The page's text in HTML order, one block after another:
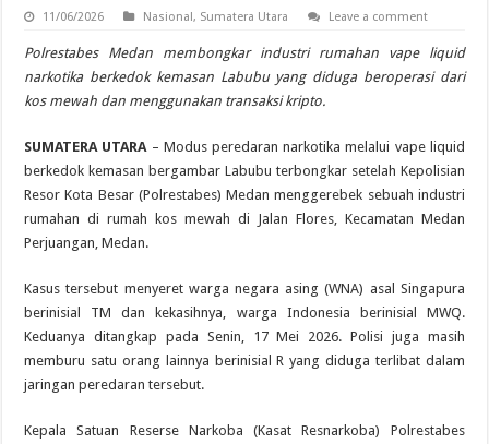
11/06/2026 Nasional, Sumatera Utara Leave a comment
Polrestabes Medan membongkar industri rumahan vape liquid
narkotika berkedok kemasan Labubu yang diduga beroperasi dari
kos mewah dan menggunakan transaksi kripto.
SUMATERA UTARA – Modus peredaran narkotika melalui vape liquid
berkedok kemasan bergambar Labubu terbongkar setelah Kepolisian
Resor Kota Besar (Polrestabes) Medan menggerebek sebuah industri
rumahan di rumah kos mewah di Jalan Flores, Kecamatan Medan
Perjuangan, Medan.
Kasus tersebut menyeret warga negara asing (WNA) asal Singapura
berinisial TM dan kekasihnya, warga Indonesia berinisial MWQ.
Keduanya ditangkap pada Senin, 17 Mei 2026. Polisi juga masih
memburu satu orang lainnya berinisial R yang diduga terlibat dalam
jaringan peredaran tersebut.
Kepala Satuan Reserse Narkoba (Kasat Resnarkoba) Polrestabes